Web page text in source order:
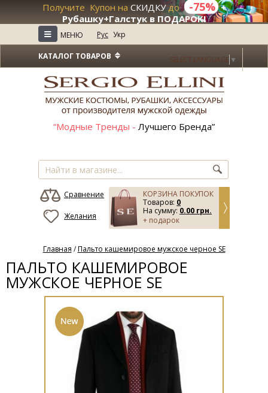
Получите Купон на СКИДКУдо -75% +
Рубашку+Галстук в ПОДАРОК!
≡ МЕНЮ Рус Укр
SELECT LANGUAGE ▼
КАТАЛОГ ТОВАРОВ
“Модные Тренды - Лучшего Бренда”
КОРЗИНА ПОКУПОК
Товаров: 0
На сумму: 0.00 грн.
+ подарок
Сравнение
Желания
Главная /Пальто кашемировое мужское черное SE
ПАЛЬТО КАШЕМИРОВОЕ
МУЖСКОЕ ЧЕРНОЕ SE